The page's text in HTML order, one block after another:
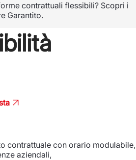
contrattuali flessibili? Scopri i
Garantito.
contrattuale con orario modulabile,
aziendali,